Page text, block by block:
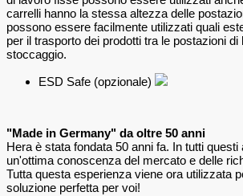
carrelli hanno la stessa altezza delle
possono essere facilmente utilizzati quali
per il trasporto dei prodotti tra le postazioni di
stoccaggio.
ESD Safe (opzionale)
"Made in Germany" da oltre 50 anni
Hera è stata fondata 50 anni fa. In tutti
un'ottima conoscenza del mercato e delle
Tutta questa esperienza viene ora utilizzata
soluzione perfetta per voi!